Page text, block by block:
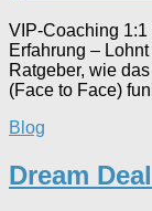
VIP-Coaching 1:1
Erfahrung –
Ratgeber, wie
(Face to Face)
Blog
Dream